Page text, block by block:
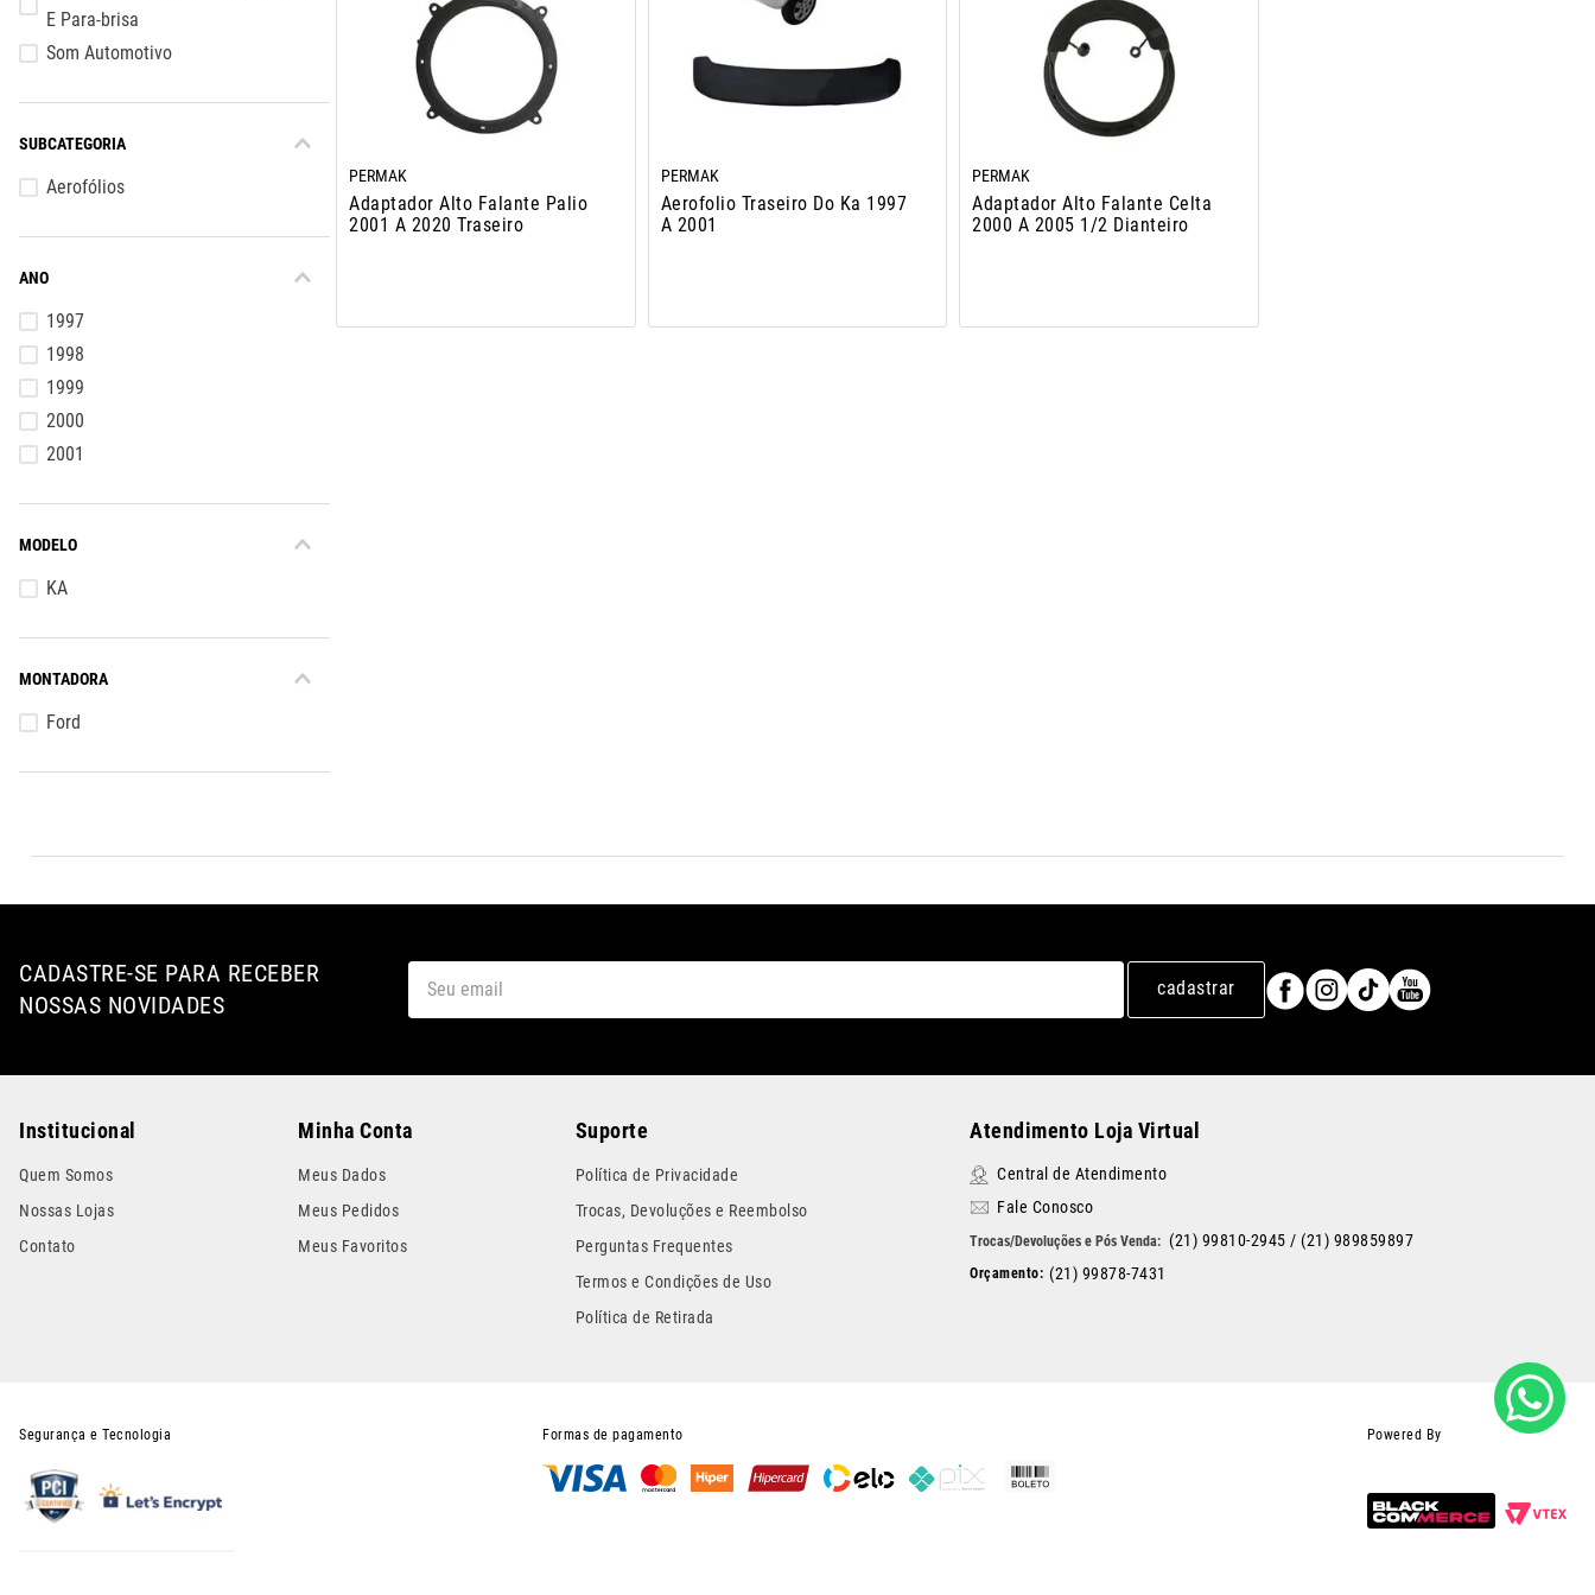
E Para-brisa
Som Automotivo
SUBCATEGORIA
Aerofólios
ANO
1997
1998
1999
2000
2001
MODELO
KA
MONTADORA
Ford
PERMAK
Adaptador Alto Falante Palio
2001 A 2020 Traseiro
PERMAK
Aerofolio Traseiro Do Ka 1997
A 2001
PERMAK
Adaptador Alto Falante Celta
2000 A 2005 1/2 Dianteiro
CADASTRE-SE PARA RECEBER
NOSSAS NOVIDADES
cadastrar
Institucional
Quem Somos
Nossas Lojas
Contato
Minha Conta
Meus Dados
Meus Pedidos
Meus Favoritos
Suporte
Política de Privacidade
Trocas, Devoluções e Reembolso
Perguntas Frequentes
Termos e Condições de Uso
Política de Retirada
Atendimento Loja Virtual
Central de Atendimento
Fale Conosco
(21) 99810-2945 / (21) 989859897
(21) 99878-7431
Segurança e Tecnologia Formas de pagamento Powered By